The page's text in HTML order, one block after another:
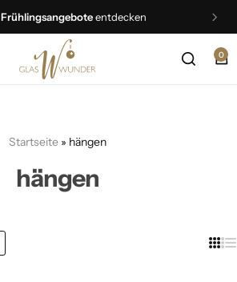
Frühlingsangeboteentdecken
0
Startseite » hängen
hängen